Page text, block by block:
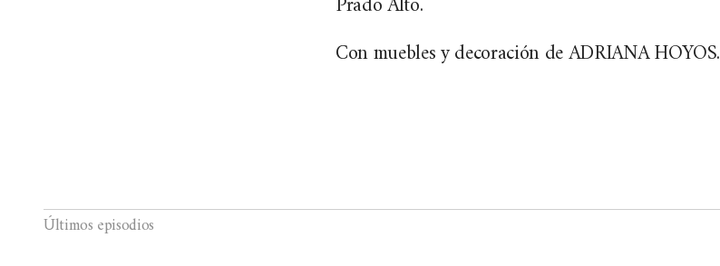
Con muebles y decoración de ADRIANA HOYOS.
Últimos episodios